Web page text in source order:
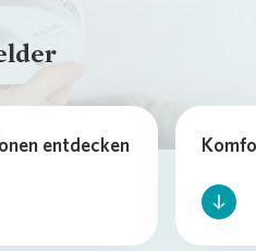
entdecken